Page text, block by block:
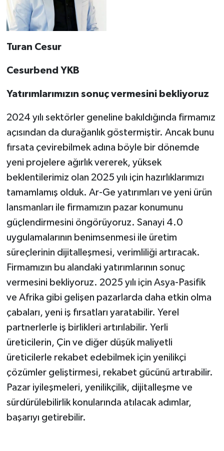
Turan Cesur
Cesurbend YKB
Yatırımlarımızın sonuç vermesini bekliyoruz
2024 yılı sektörler geneline bakıldığında firmamız
açısından da durağanlık göstermiştir. Ancak bunu
fırsata çevirebilmek adına böyle bir dönemde
yeni projelere ağırlık vererek, yüksek
beklentilerimiz olan 2025 yılı için hazırlıklarımızı
tamamlamış olduk. Ar-Ge yatırımları ve yeni ürün
lansmanları ile firmamızın pazar konumunu
güçlendirmesini öngörüyoruz. Sanayi 4.0
uygulamalarının benimsenmesi ile üretim
süreçlerinin dijitalleşmesi, verimliliği artıracak.
Firmamızın bu alandaki yatırımlarının sonuç
vermesini bekliyoruz. 2025 yılı için Asya-Pasifik
ve Afrika gibi gelişen pazarlarda daha etkin olma
çabaları, yeni iş fırsatları yaratabilir. Yerel
partnerlerle iş birlikleri artırılabilir. Yerli
üreticilerin, Çin ve diğer düşük maliyetli
üreticilerle rekabet edebilmek için yenilikçi
çözümler geliştirmesi, rekabet gücünü artırabilir.
Pazar iyileşmeleri, yenilikçilik, dijitalleşme ve
sürdürülebilirlik konularında atılacak adımlar,
başarıyı getirebilir.